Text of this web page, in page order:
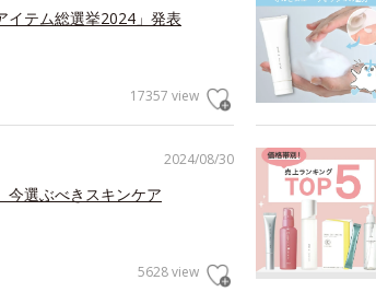
イテム総選挙2024」発表
17357 view
2024/08/30
今選ぶべきスキンケア
5628 view